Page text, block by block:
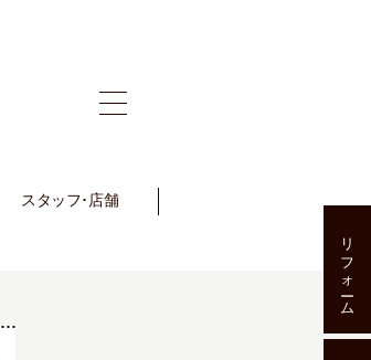
スタッフ･店舗
Staff･Shop
リフォーム